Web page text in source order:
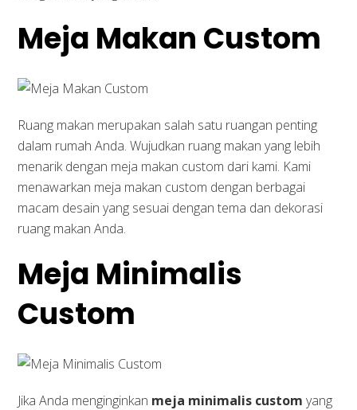
Meja Makan Custom
Ruang makan merupakan salah satu ruangan penting
dalam rumah Anda. Wujudkan ruang makan yang lebih
menarik dengan meja makan custom dari kami. Kami
menawarkan meja makan custom dengan berbagai
macam desain yang sesuai dengan tema dan dekorasi
ruang makan Anda.
Meja Minimalis
Custom
Jika Anda menginginkan meja minimalis custom yang